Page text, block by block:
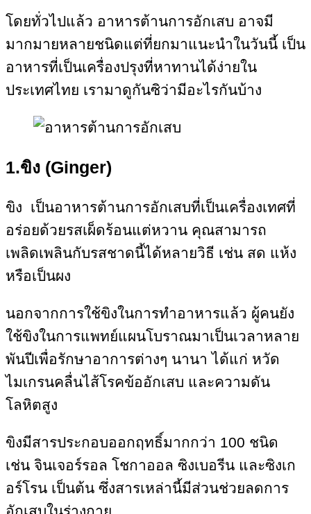
โดยทั่วไปแล้ว อาหารต้านการอักเสบ อาจมี
มากมายหลายชนิดแต่ที่ยกมาแนะนำในวันนี้ เป็น
อาหารที่เป็นเครื่องปรุงที่หาทานได้ง่ายใน
ประเทศไทย เรามาดูกันซิว่ามีอะไรกันบ้าง
1.ขิง (Ginger)
ขิง เป็นอาหารต้านการอักเสบที่เป็นเครื่องเทศที่
อร่อยด้วยรสเผ็ดร้อนแต่หวาน คุณสามารถ
เพลิดเพลินกับรสชาดนี้ได้หลายวิธี เช่น สด แห้ง
หรือเป็นผง
นอกจากการใช้ขิงในการทำอาหารแล้ว ผู้คนยัง
ใช้ขิงในการแพทย์แผนโบราณมาเป็นเวลาหลาย
พันปีเพื่อรักษาอาการต่างๆ นานา ได้แก่ หวัด
ไมเกรนคลื่นไส้โรคข้ออักเสบ และความดัน
โลหิตสูง
ขิงมีสารประกอบออกฤทธิ์มากกว่า 100 ชนิด
เช่น จินเจอร์รอล โชกาออล ซิงเบอรีน และซิงเก
อร์โรน เป็นต้น ซึ่งสารเหล่านี้มีส่วนช่วยลดการ